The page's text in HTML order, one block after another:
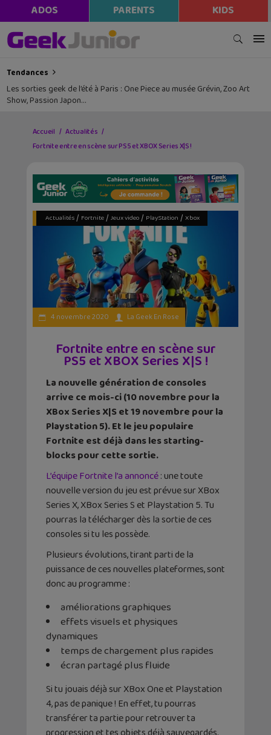
ADOS PARENTS KIDS
Tendances
Les sorties geek de l’été à Paris : One Piece au musée Grévin, Zoo Art
Show, Passion Japon…
Accueil
Actualités
Fortnite entre en scène sur PS5 et XBOX Series X|S !
Actualités/ Fortnite/ Jeux video/ PlayStation / Xbox
4 novembre 2020 La Geek En Rose
Fortnite entre en scène sur
PS5 et XBOX Series X|S !
La nouvelle génération de consoles
arrive ce mois-ci (10 novembre pour la
XBox Series X|S et 19 novembre pour la
Playstation 5). Et le jeu populaire
Fortnite est déjà dans les starting-
blocks pour cette sortie.
L’équipe Fortnite l’a annoncé: une toute
nouvelle version du jeu est prévue sur XBox
Series X, XBox Series S et Playstation 5. Tu
pourras la télécharger dès la sortie de ces
consoles si tu les possède.
Plusieurs évolutions, tirant parti de la
puissance de ces nouvelles plateformes, sont
donc au programme :
améliorations graphiques
effets visuels et physiques
dynamiques
temps de chargement plus rapides
écran partagé plus fluide
Si tu jouais déjà sur XBox One et Playstation
4, pas de panique ! En effet, tu pourras
transférer ta partie pour retrouver ta